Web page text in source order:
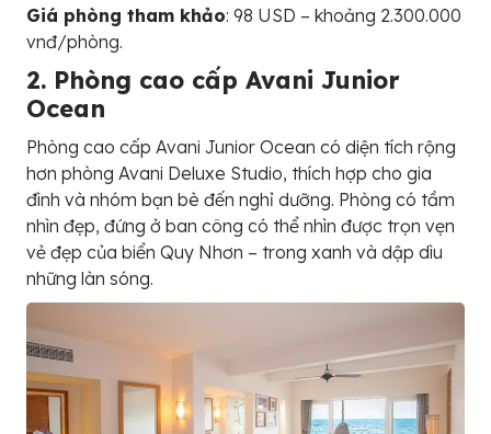
Giá phòng tham khảo: 98 USD – khoảng 2.300.000
vnđ/phòng.
2. Phòng cao cấp Avani Junior
Ocean
Phòng cao cấp Avani Junior Ocean có diện tích rộng
hơn phòng Avani Deluxe Studio, thích hợp cho gia
đình và nhóm bạn bè đến nghỉ dưỡng. Phòng có tầm
nhìn đẹp, đứng ở ban công có thể nhìn được trọn vẹn
vẻ đẹp của biển Quy Nhơn – trong xanh và dập dìu
những làn sóng.